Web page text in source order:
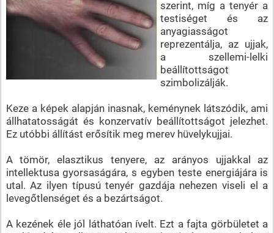
szerint, míg a tenyér a
testiséget és az
anyagiasságot
reprezentálja, az ujjak,
a szellemi-lelki
beállítottságot
szimbolizálják.
Keze a képek alapján inasnak, keménynek látszódik, ami
állhatatosságát és konzervatív beállítottságot jelezhet.
Ez utóbbi állítást erősítik meg merev hüvelykujjai.
A tömör, elasztikus tenyere, az arányos ujjakkal az
intellektusa gyorsaságára, s egyben teste energiájára is
utal. Az ilyen típusú tenyér gazdája nehezen viseli el a
levegőtlenséget és a bezártságot.
A kezének éle jól láthatóan ívelt. Ezt a fajta görbületet a